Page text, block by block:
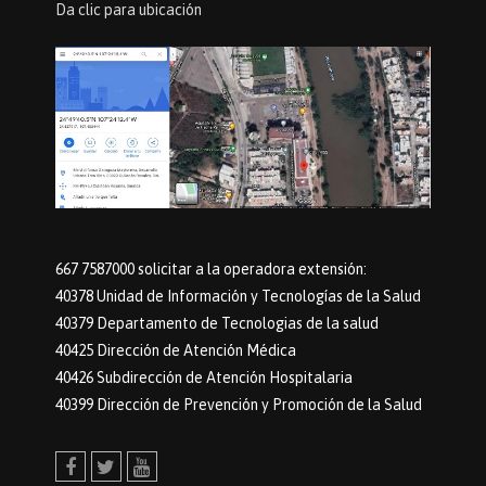
Da clic para ubicación
667 7587000 solicitar a la operadora extensión:
40378 Unidad de Información y Tecnologías de la Salud
40379 Departamento de Tecnologias de la salud
40425 Dirección de Atención Médica
40426 Subdirección de Atención Hospitalaria
40399 Dirección de Prevención y Promoción de la Salud